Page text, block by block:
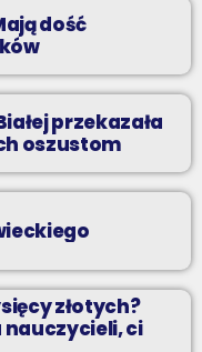
dość
przekazała
oszustom
złotych?
ci